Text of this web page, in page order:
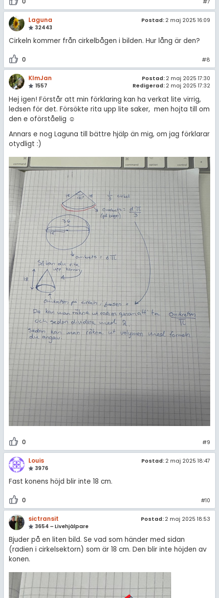
#7
Laguna
32443
Postad: 2 maj 2025 16:09
Cirkeln kommer från cirkelbågen i bilden. Hur lång är den?
0 #8
KlmJan
1557
Postad: 2 maj 2025 17:30
Redigerad: 2 maj 2025 17:32
Hej igen! Förstår att min förklaring kan ha verkat lite virrig,
ledsen för det. Försökte rita upp lite saker, men hojta till om
den e oförståelig ☺️
Annars e nog Laguna till bättre hjälp än mig, om jag förklarar
otydligt :)
0 #9
Louis
3976
Postad: 2 maj 2025 18:47
Fast konens höjd blir inte 18 cm.
0 #10
sictransit
3654 – Livehjälpare
Postad: 2 maj 2025 18:53
Bjuder på en liten bild. Se vad som händer med sidan
(radien i cirkelsektorn) som är 18 cm. Den blir inte höjden av
konen.